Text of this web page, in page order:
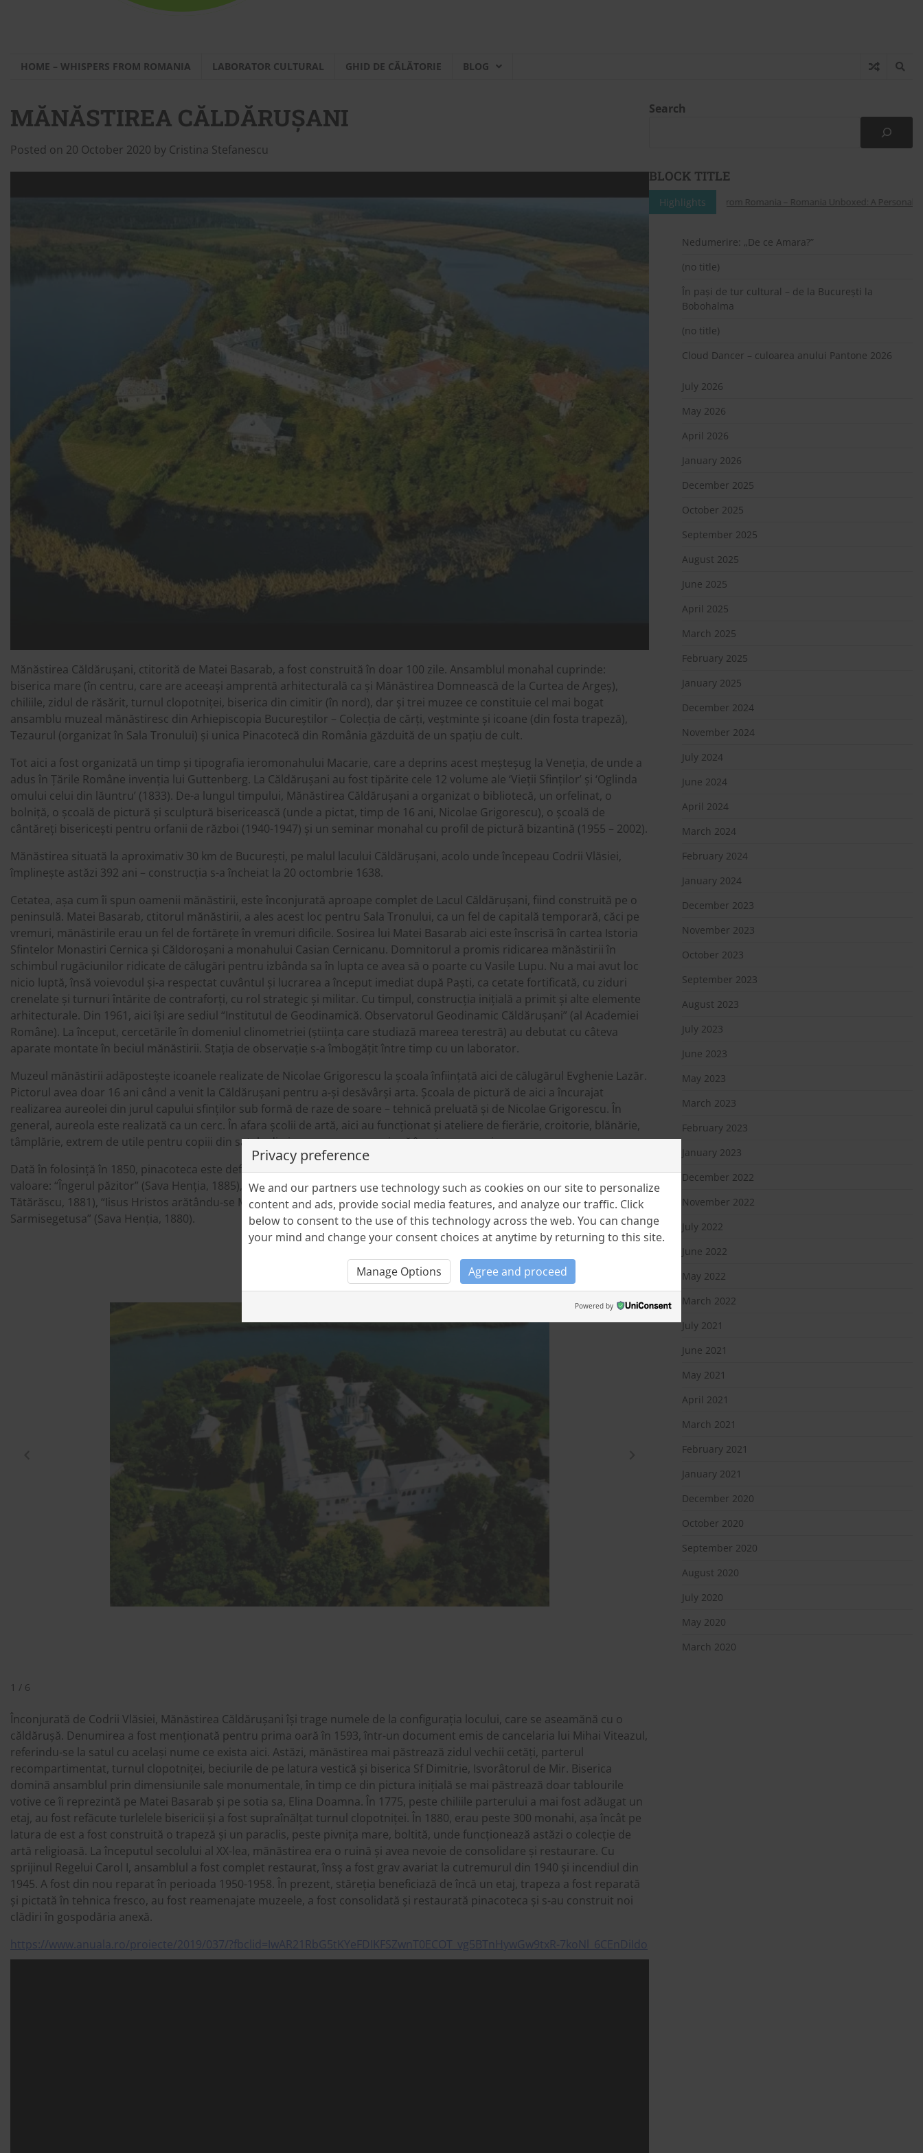
HOME – WHISPERS FROM ROMANIA LABORATOR CULTURAL GHID DE CĂLĂTORIE BLOG
MĂNĂSTIREA CĂLDĂRUȘANI
Posted on 20 October 2020 by Cristina Stefanescu
Mănăstirea Căldărușani, ctitorită de Matei Basarab, a fost construită în doar 100 zile. Ansamblul monahal cuprinde:
biserica mare (în centru, care are aceeași amprentă arhitecturală ca și Mănăstirea Domnească de la Curtea de Argeș),
chiliile, zidul de răsărit, turnul clopotniței, biserica din cimitir (în nord), dar și trei muzee ce constituie cel mai bogat
ansamblu muzeal mănăstiresc din Arhiepiscopia Bucureștilor – Colecția de cărți, veștminte și icoane (din fosta trapeză),
Tezaurul (organizat în Sala Tronului) și unica Pinacotecă din România găzduită de un spațiu de cult.
Tot aici a fost organizată un timp și tipografia ieromonahului Macarie, care a deprins acest meșteșug la Veneția, de unde a
adus în Țările Române invenția lui Guttenberg. La Căldărușani au fost tipărite cele 12 volume ale ‘Vieții Sfinților’ și ‘Oglinda
omului celui din lăuntru’ (1833). De-a lungul timpului, Mănăstirea Căldărușani a organizat o bibliotecă, un orfelinat, o
bolniță, o școală de pictură și sculptură bisericească (unde a pictat, timp de 16 ani, Nicolae Grigorescu), o școală de
cântăreți bisericești pentru orfanii de război (1940-1947) și un seminar monahal cu profil de pictură bizantină (1955 – 2002).
Mănăstirea situată la aproximativ 30 km de București, pe malul lacului Căldărușani, acolo unde începeau Codrii Vlăsiei,
împlinește astăzi 392 ani – construcția s-a încheiat la 20 octombrie 1638.
Cetatea, așa cum îi spun oamenii mănăstirii, este înconjurată aproape complet de Lacul Căldărușani, fiind construită pe o
peninsulă. Matei Basarab, ctitorul mănăstirii, a ales acest loc pentru Sala Tronului, ca un fel de capitală temporară, căci pe
vremuri, mănăstirile erau un fel de fortărețe în vremuri dificile. Sosirea lui Matei Basarab aici este înscrisă în cartea Istoria
Sfintelor Monastiri Cernica și Căldoroșani a monahului Casian Cernicanu. Domnitorul a promis ridicarea mănăstirii în
schimbul rugăciunilor ridicate de călugări pentru izbânda sa în lupta ce avea să o poarte cu Vasile Lupu. Nu a mai avut loc
nicio luptă, însă voievodul și-a respectat cuvântul și lucrarea a început imediat după Paști, ca cetate fortificată, cu ziduri
crenelate și turnuri întărite de contraforți, cu rol strategic și militar. Cu timpul, construcția inițială a primit și alte elemente
arhitecturale. Din 1961, aici își are sediul “Institutul de Geodinamică. Observatorul Geodinamic Căldărușani” (al Academiei
Române). La început, cercetările în domeniul clinometriei (știința care studiază mareea terestră) au debutat cu câteva
aparate montate în beciul mănăstirii. Stația de observație s-a îmbogățit între timp cu un laborator.
Muzeul mănăstirii adăpostește icoanele realizate de Nicolae Grigorescu la școala înființată aici de călugărul Evghenie Lazăr.
Pictorul avea doar 16 ani când a venit la Căldărușani pentru a-și desăvârși arta. Școala de pictură de aici a încurajat
realizarea aureolei din jurul capului sfinților sub formă de raze de soare – tehnică preluată și de Nicolae Grigorescu. În
general, aureola este realizată ca un cerc. În afara școlii de artă, aici au funcționat și ateliere de fierărie, croitorie, blănărie,
tâmplărie, extrem de utile pentru copiii din satele din jur care aveau ocazia să învețe o meserie.
Dată în folosință în 1850, pinacoteca este definită de unghiuri neobișnuit de drepte și este spațiul unor opere de mare
valoare: “Îngerul păzitor” (Sava Henția, 1885), “Iisus dupa Înviere” (Sava Henția, 1888), “Răstignirea Domnului” (Gheorghe
Tătărăscu, 1881), “Iisus Hristos arătându-se Mariei Magdalena” (Ion Bărbulescu, 1889), “Intrarea Împăratului Traian în
Sarmisegetusa” (Sava Henția, 1880).
1 / 6
Înconjurată de Codrii Vlăsiei, Mănăstirea Căldărușani își trage numele de la configurația locului, care se aseamănă cu o
căldărușă. Denumirea a fost menționată pentru prima oară în 1593, într-un document emis de cancelaria lui Mihai Viteazul,
referindu-se la satul cu același nume ce exista aici. Astăzi, mănăstirea mai păstrează zidul vechii cetăți, parterul
recompartimentat, turnul clopotniței, beciurile de pe latura vestică și biserica Sf Dimitrie, Isvorâtorul de Mir. Biserica
domină ansamblul prin dimensiunile sale monumentale, în timp ce din pictura inițială se mai păstrează doar tablourile
votive ce îi reprezintă pe Matei Basarab și pe sotia sa, Elina Doamna. În 1775, peste chiliile parterului a mai fost adăugat un
etaj, au fost refăcute turlelele bisericii și a fost supraînălțat turnul clopotniței. În 1880, erau peste 300 monahi, așa încât pe
latura de est a fost construită o trapeză și un paraclis, peste pivnița mare, boltită, unde funcționează astăzi o colecție de
artă religioasă. La începutul secolului al XX-lea, mănăstirea era o ruină și avea nevoie de consolidare și restaurare. Cu
sprijinul Regelui Carol I, ansamblul a fost complet restaurat, însș a fost grav avariat la cutremurul din 1940 și incendiul din
1945. A fost din nou reparat în perioada 1950-1958. În prezent, stăreția beneficiază de încă un etaj, trapeza a fost reparată
și pictată în tehnica fresco, au fost reamenajate muzeele, a fost consolidată și restaurată pinacoteca și s-au construit noi
clădiri în gospodăria anexă.
https://www.anuala.ro/proiecte/2019/037/?fbclid=IwAR21RbG5tKYeFDIKFSZwnT0ECOT_vg5BTnHywGw9txR-7koNl_6CEnDiIdo
Search
BLOCK TITLE
Highlights
Whispers from Romania – Romania Unboxed: A Personal
Nedumerire: „De ce Amara?”
(no title)
În pași de tur cultural – de la București la
Bobohalma
(no title)
Cloud Dancer – culoarea anului Pantone 2026
July 2026
May 2026
April 2026
January 2026
December 2025
October 2025
September 2025
August 2025
June 2025
April 2025
March 2025
February 2025
January 2025
December 2024
November 2024
July 2024
June 2024
April 2024
March 2024
February 2024
January 2024
December 2023
November 2023
October 2023
September 2023
August 2023
July 2023
June 2023
May 2023
March 2023
February 2023
January 2023
December 2022
November 2022
July 2022
June 2022
May 2022
March 2022
July 2021
June 2021
May 2021
April 2021
March 2021
February 2021
January 2021
December 2020
October 2020
September 2020
August 2020
July 2020
May 2020
March 2020
Privacy preference
We and our partners use technology such as cookies on our site to personalize
content and ads, provide social media features, and analyze our traffic. Click
below to consent to the use of this technology across the web. You can change
your mind and change your consent choices at anytime by returning to this site.
Manage Options Agree and proceed
Powered by